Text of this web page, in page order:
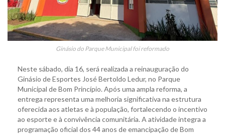
Ginásio do Parque Municipal foi reformado
Neste sábado, dia 16, será realizada a reinauguração do
Ginásio de Esportes José Bertoldo Ledur, no Parque
Municipal de Bom Princípio. Após uma ampla reforma, a
entrega representa uma melhoria significativa na estrutura
oferecida aos atletas e à população, fortalecendo o incentivo
ao esporte e à convivência comunitária. A atividade integra a
programação oficial dos 44 anos de emancipação de Bom